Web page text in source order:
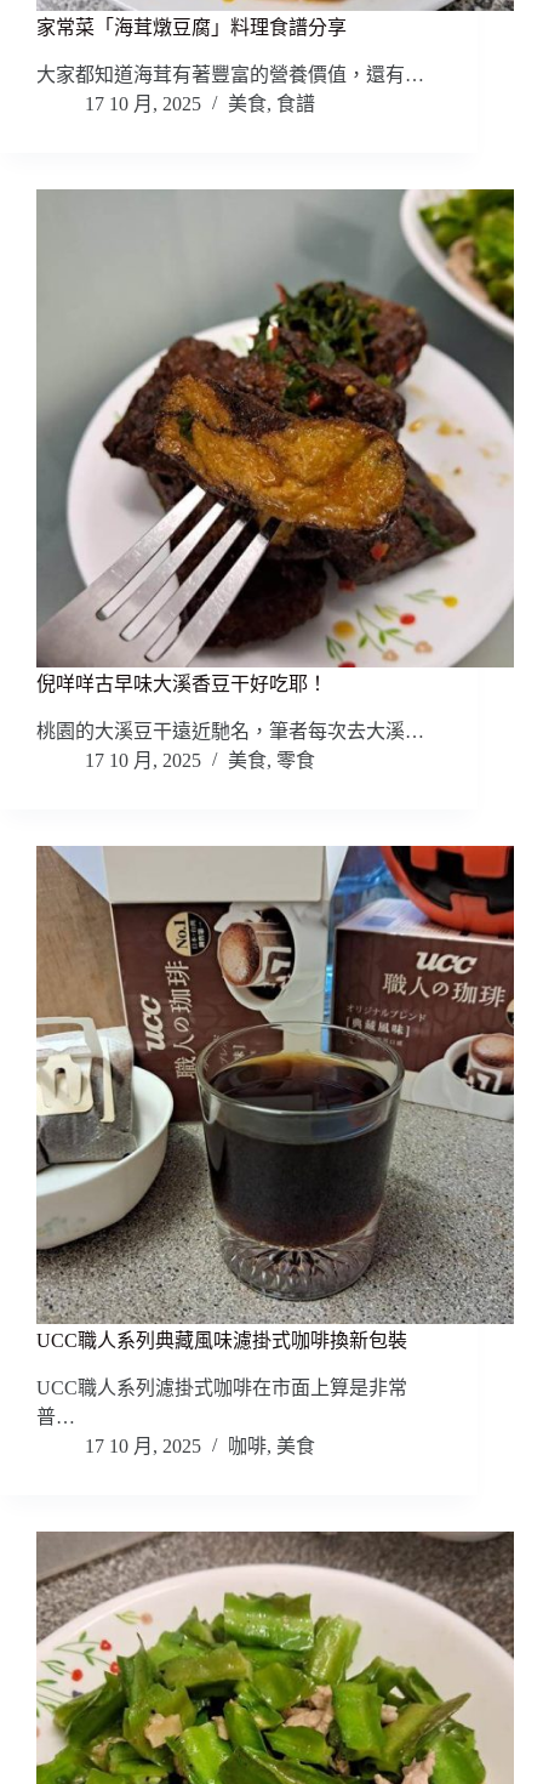
家常菜「海茸燉豆腐」料理食譜分享
大家都知道海茸有著豐富的營養價值，還有…
17 10 月, 2025
美食, 食譜
倪咩咩古早味大溪香豆干好吃耶！
桃園的大溪豆干遠近馳名，筆者每次去大溪…
17 10 月, 2025
美食, 零食
UCC職人系列典藏風味濾掛式咖啡換新包裝
UCC職人系列濾掛式咖啡在市面上算是非常
普…
17 10 月, 2025
咖啡, 美食